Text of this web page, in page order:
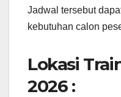
Jadwal tersebut
kebutuhan calon
Lokasi
2026 :